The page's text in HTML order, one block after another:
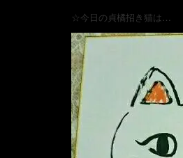
☆今日の貞橘招き猫は…